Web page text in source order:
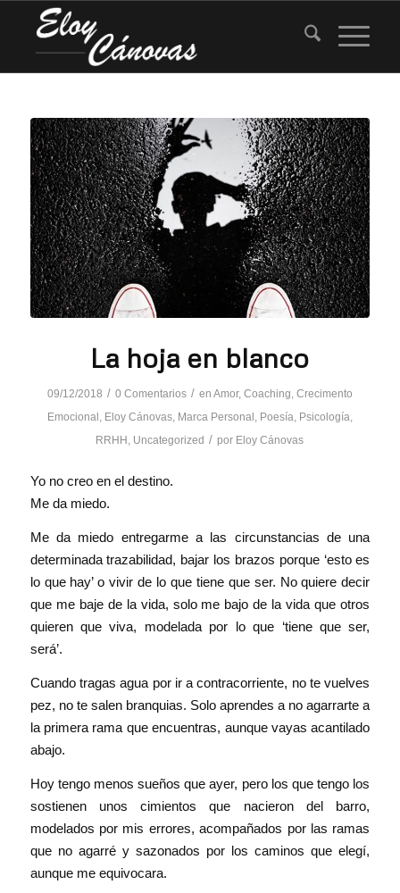
La hoja en blanco
09/12/2018 / 0 Comentarios / en Amor, Coaching Crecimento
Emocional Eloy Cánovas, Marca Personal Poesía Psicología
RRHH Uncategorized / por Eloy Cánovas
Yo no creo en el destino.
Me da miedo.
Me da miedo entregarme a las circunstancias de una
determinada trazabilidad, bajar los brazos porque ‘esto es
lo que hay’ o vivir de lo que tiene que ser. No quiere decir
que me baje de la vida, solo me bajo de la vida que otros
quieren que viva, modelada por lo que ‘tiene que ser,
será’.
Cuando tragas agua por ir a contracorriente, no te vuelves
pez, no te salen branquias. Solo aprendes a no agarrarte a
la primera rama que encuentras, aunque vayas acantilado
abajo.
Hoy tengo menos sueños que ayer, pero los que tengo los
sostienen unos cimientos que nacieron del barro,
modelados por mis errores, acompañados por las ramas
que no agarré y sazonados por los caminos que elegí,
aunque me equivocara.